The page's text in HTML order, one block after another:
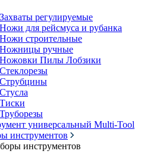
Захваты регулируемые
Ножи для рейсмуса и рубанка
Ножи строительные
Ножницы ручные
Ножовки Пилы Лобзики
Стеклорезы
Струбцины
Стусла
Тиски
Труборезы
универсальный Multi-Tool
инструментов
инструментов